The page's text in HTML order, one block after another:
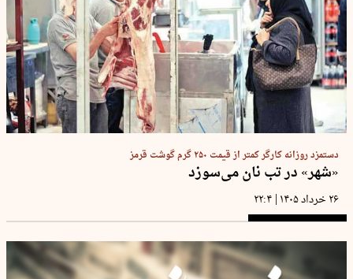
دستمزد روزانه کارگر کمتر از قیمت ۲۵۰ گرم گوشت قرمز
«شهر» در تب نان می‌سوزد
۲۶ خرداد ۱۴۰۵ | ۲۲:۴